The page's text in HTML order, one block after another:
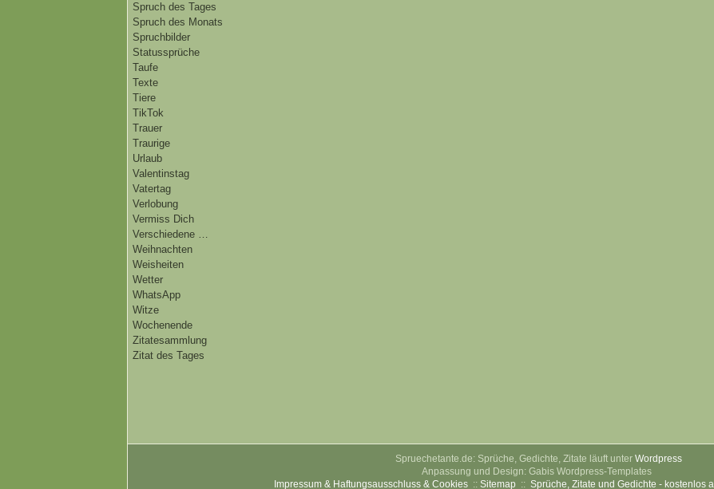
Spruch des Tages
Spruch des Monats
Spruchbilder
Statussprüche
Taufe
Texte
Tiere
TikTok
Trauer
Traurige
Urlaub
Valentinstag
Vatertag
Verlobung
Vermiss Dich
Verschiedene …
Weihnachten
Weisheiten
Wetter
WhatsApp
Witze
Wochenende
Zitatesammlung
Zitat des Tages
Spruechetante.de: Sprüche, Gedichte, Zitate läuft unter Wordpress
Anpassung und Design: Gabis Wordpress-Templates
Impressum & Haftungsausschluss & Cookies:: Sitemap :: Sprüche, Zitate und Gedichte - kostenlos